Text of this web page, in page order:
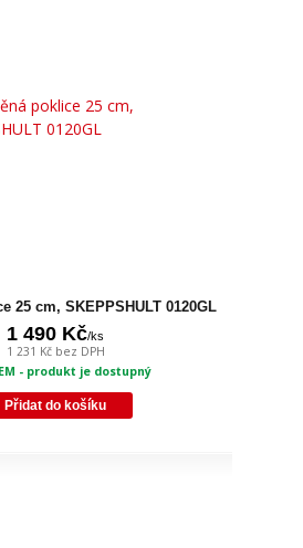
25 cm, SKEPPSHULT 0120GL
1 490 Kč/ks
1 231 Kč bez DPH
- produkt je dostupný
Přidat do košíku